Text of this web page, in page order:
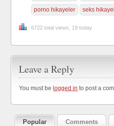
porno hikayeler seks
6722 total views, 19 today
Leave a Reply
You must be logged in to post a
Popular Comments